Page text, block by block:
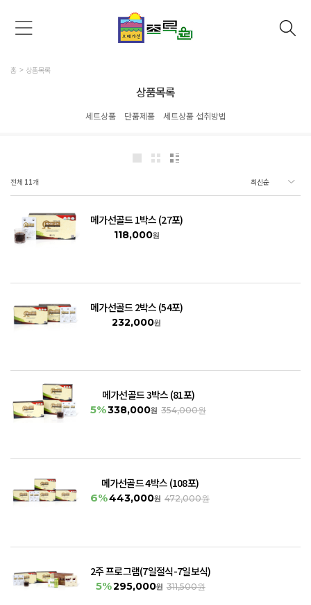
홈 상품목록
상품목록
세트상품 단품제품 세트상품 섭취방법
전체 11개
메가선골드 1박스 (27포)
118,000원
메가선골드 2박스 (54포)
232,000원
메가선골드 3박스 (81포)
5%338,000원 354,000원
메가선골드 4박스 (108포)
6%443,000원 472,000원
2주 프로그램(7일절식-7일보식)
5%295,000원 311,500원